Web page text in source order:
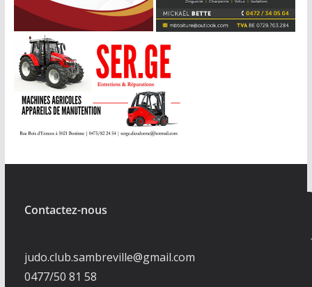
Contactez-nous
judo.club.sambreville@gmail.com
0477/50 81 58